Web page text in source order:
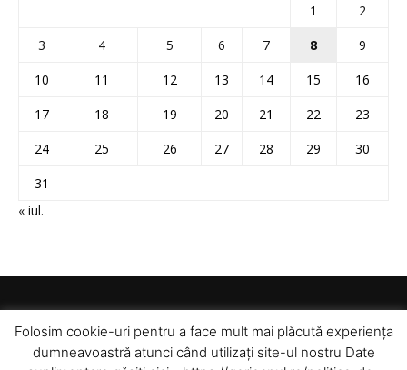
1
2
3
4 5 6 7 8
9
10
11 12 13 14 15
16
17
18 19 20 21 22
23
24
25 26 27 28 29
30
31
« iul.
Folosim cookie-uri pentru a face mult mai plăcută experiența
dumneavoastră atunci când utilizați site-ul nostru Date